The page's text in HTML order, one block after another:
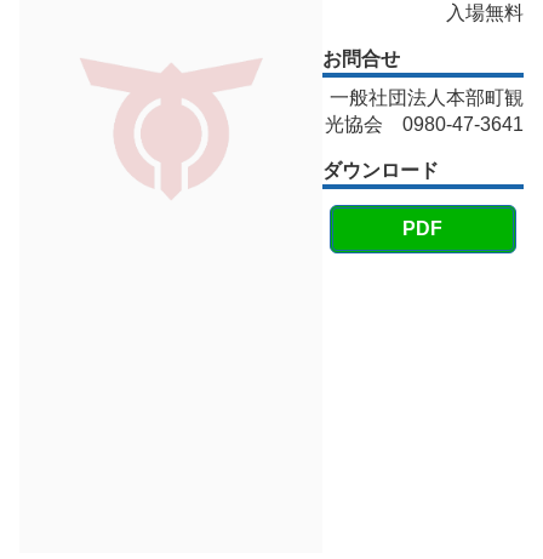
入場無料
お問合せ
一般社団法人本部町観
光協会 0980-47-3641
ダウンロード
PDF